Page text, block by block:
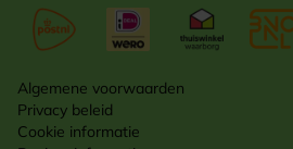
Algemene voorwaarden
Privacy beleid
Cookie informatie